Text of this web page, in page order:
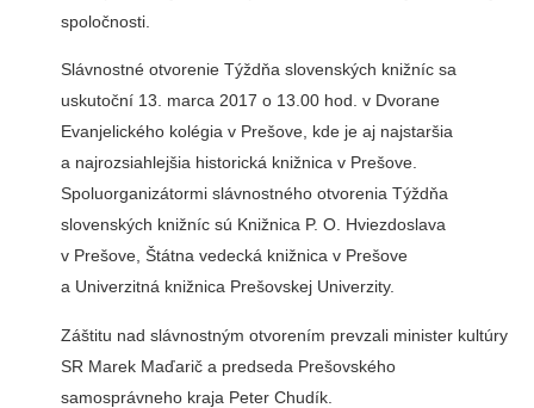
spoločnosti.
Slávnostné otvorenie Týždňa slovenských knižníc sa
uskutoční 13. marca 2017 o 13.00 hod. v Dvorane
Evanjelického kolégia v Prešove, kde je aj najstaršia
a najrozsiahlejšia historická knižnica v Prešove.
Spoluorganizátormi slávnostného otvorenia Týždňa
slovenských knižníc sú Knižnica P. O. Hviezdoslava
v Prešove, Štátna vedecká knižnica v Prešove
a Univerzitná knižnica Prešovskej Univerzity.
Záštitu nad slávnostným otvorením prevzali minister kultúry
SR Marek Maďarič a predseda Prešovského
samosprávneho kraja Peter Chudík.